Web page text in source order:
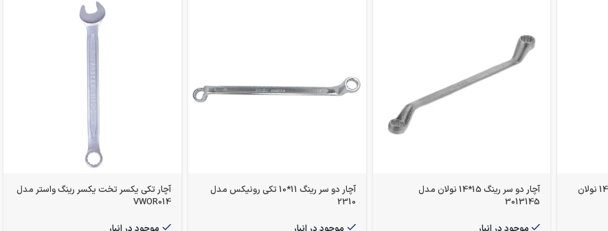
آچار یکسر تخت یکسر رینگ سایز 14 نولان
آچار دو سر رینگ 15*14 نولان مدل
3013145
آچار دو سر رینگ 11*10 تکی رونیکس مدل
2310
آچار تکی یکسر تخت یکسر رینگ واستر مدل
VWOR014